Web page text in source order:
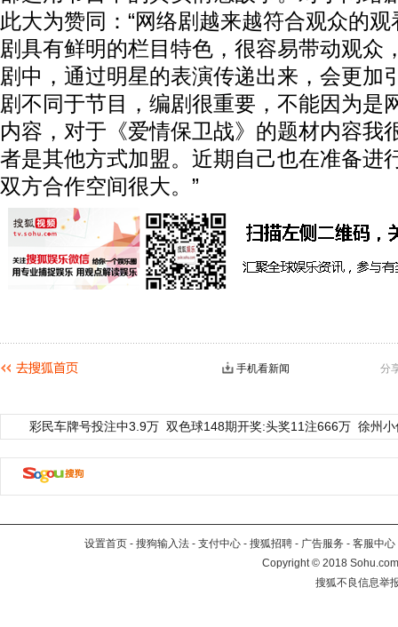
此大为赞同：“网络剧越来越符合观众的
剧具有鲜明的栏目特色，很容易带动观众
剧中，通过明星的表演传递出来，会更加
剧不同于节目，编剧很重要，不能因为是
内容，对于《爱情保卫战》的题材内容我
者是其他方式加盟。近期自己也在准备进
双方合作空间很大。”‍
分
手机看新闻
彩民车牌号投注中3.9万 双色球148期开奖:头奖11注666万 徐州
设置首页 - 搜狗输入法 - 支付中心 - 搜狐招聘 - 广告服务 - 客服中心
Copyright©2018
搜狐不良信息举